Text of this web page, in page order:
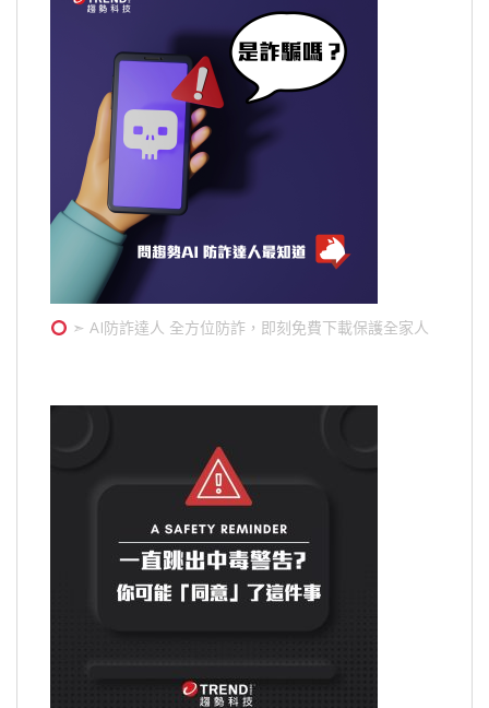
➣ AI防詐達人 全方位防詐，即刻免費下載保護全家人